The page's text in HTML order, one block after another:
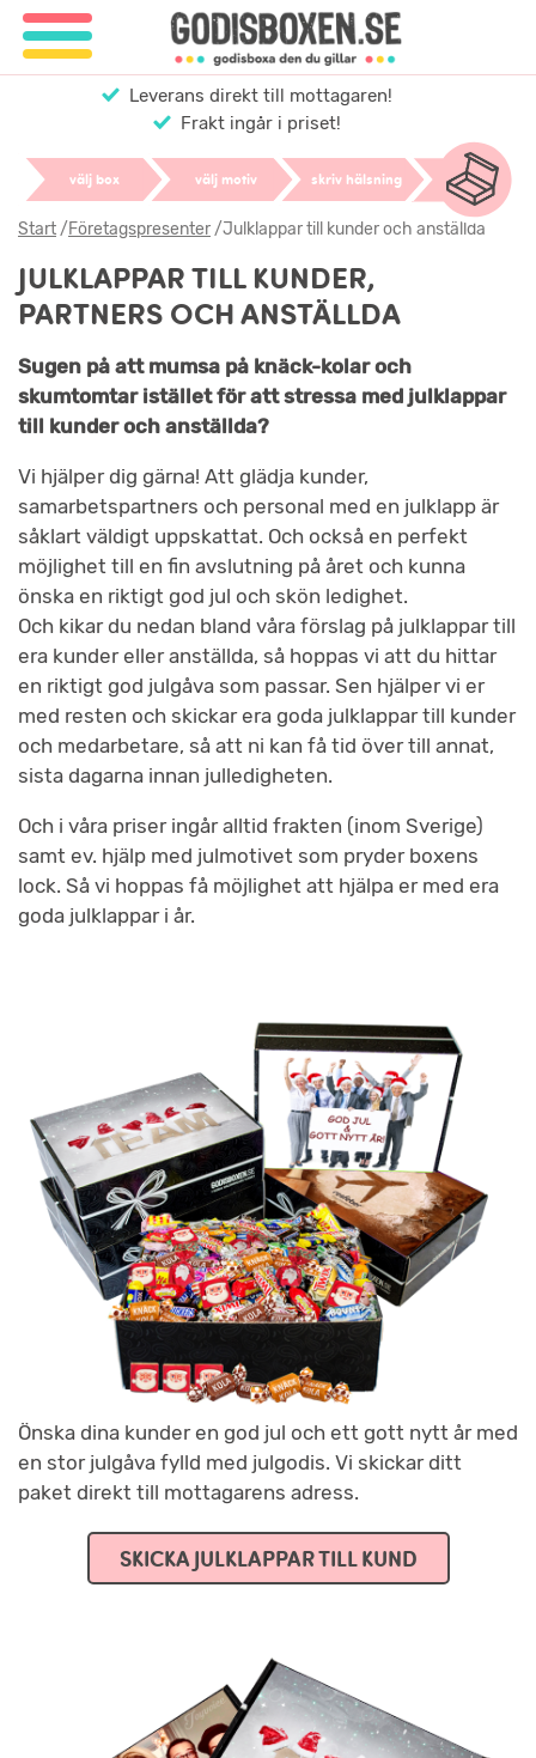
Leverans direkt till mottagaren!
Frakt ingår i priset!
välj box välj motiv skriv hälsning
Start/Företagspresenter/Julklappar till kunder och anställda
JULKLAPPAR TILL KUNDER,
PARTNERS OCH ANSTÄLLDA
Sugen på att mumsa på knäck-kolar och
skumtomtar istället för att stressa med julklappar
till kunder och anställda?
Vi hjälper dig gärna! Att glädja kunder,
samarbetspartners och personal med en julklapp är
såklart väldigt uppskattat. Och också en perfekt
möjlighet till en fin avslutning på året och kunna
önska en riktigt god jul och skön ledighet.
Och kikar du nedan bland våra förslag på julklappar till
era kunder eller anställda, så hoppas vi att du hittar
en riktigt god julgåva som passar. Sen hjälper vi er
med resten och skickar era goda julklappar till kunder
och medarbetare, så att ni kan få tid över till annat,
sista dagarna innan julledigheten.
Och i våra priser ingår alltid frakten (inom Sverige)
samt ev. hjälp med julmotivet som pryder boxens
lock. Så vi hoppas få möjlighet att hjälpa er med era
goda julklappar i år.
Önska dina kunder en god jul och ett gott nytt år med
en stor julgåva fylld med julgodis. Vi skickar ditt
paket direkt till mottagarens adress.
SKICKA JULKLAPPAR TILL KUND